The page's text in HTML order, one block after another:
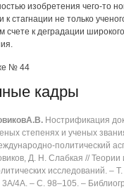
изобретения чего-то
к стагнации не только
счете к деградации
№ 44
кадры
А.В. Нострификация
степенях и ученых
политический
Д. Н. Слабкая //
исследований. ‒
4A. ‒ C. 98‒105. ‒